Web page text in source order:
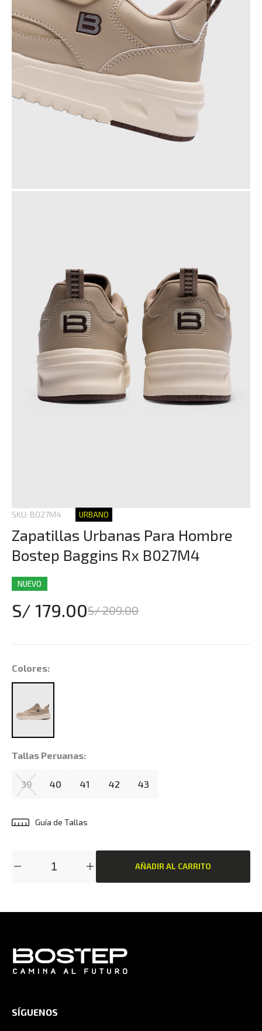
SKU: B027M4 URBANO
Zapatillas Urbanas Para Hombre
Bostep Baggins Rx B027M4
NUEVO
S/ 179.00S/ 209.00
Colores:
Tallas Peruanas:
39 40 41 42 43
Guía de Tallas
AÑADIR AL CARRITO
SÍGUENOS